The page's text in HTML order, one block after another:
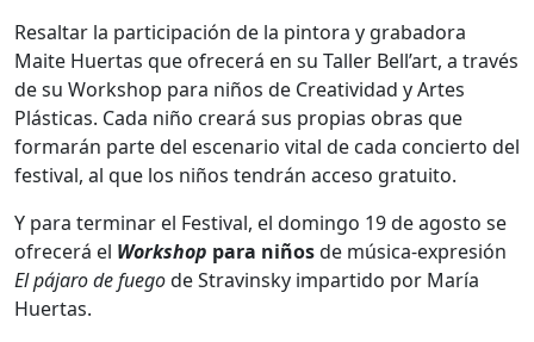
Resaltar la participación de la pintora y grabadora
Maite Huertas que ofrecerá en su Taller Bell’art, a través
de su Workshop para niños de Creatividad y Artes
Plásticas. Cada niño creará sus propias obras que
formarán parte del escenario vital de cada concierto del
festival, al que los niños tendrán acceso gratuito.
Y para terminar el Festival, el domingo 19 de agosto se
ofrecerá el Workshop para niñosde música-expresión
El pájaro de fuegode Stravinsky impartido por María
Huertas.